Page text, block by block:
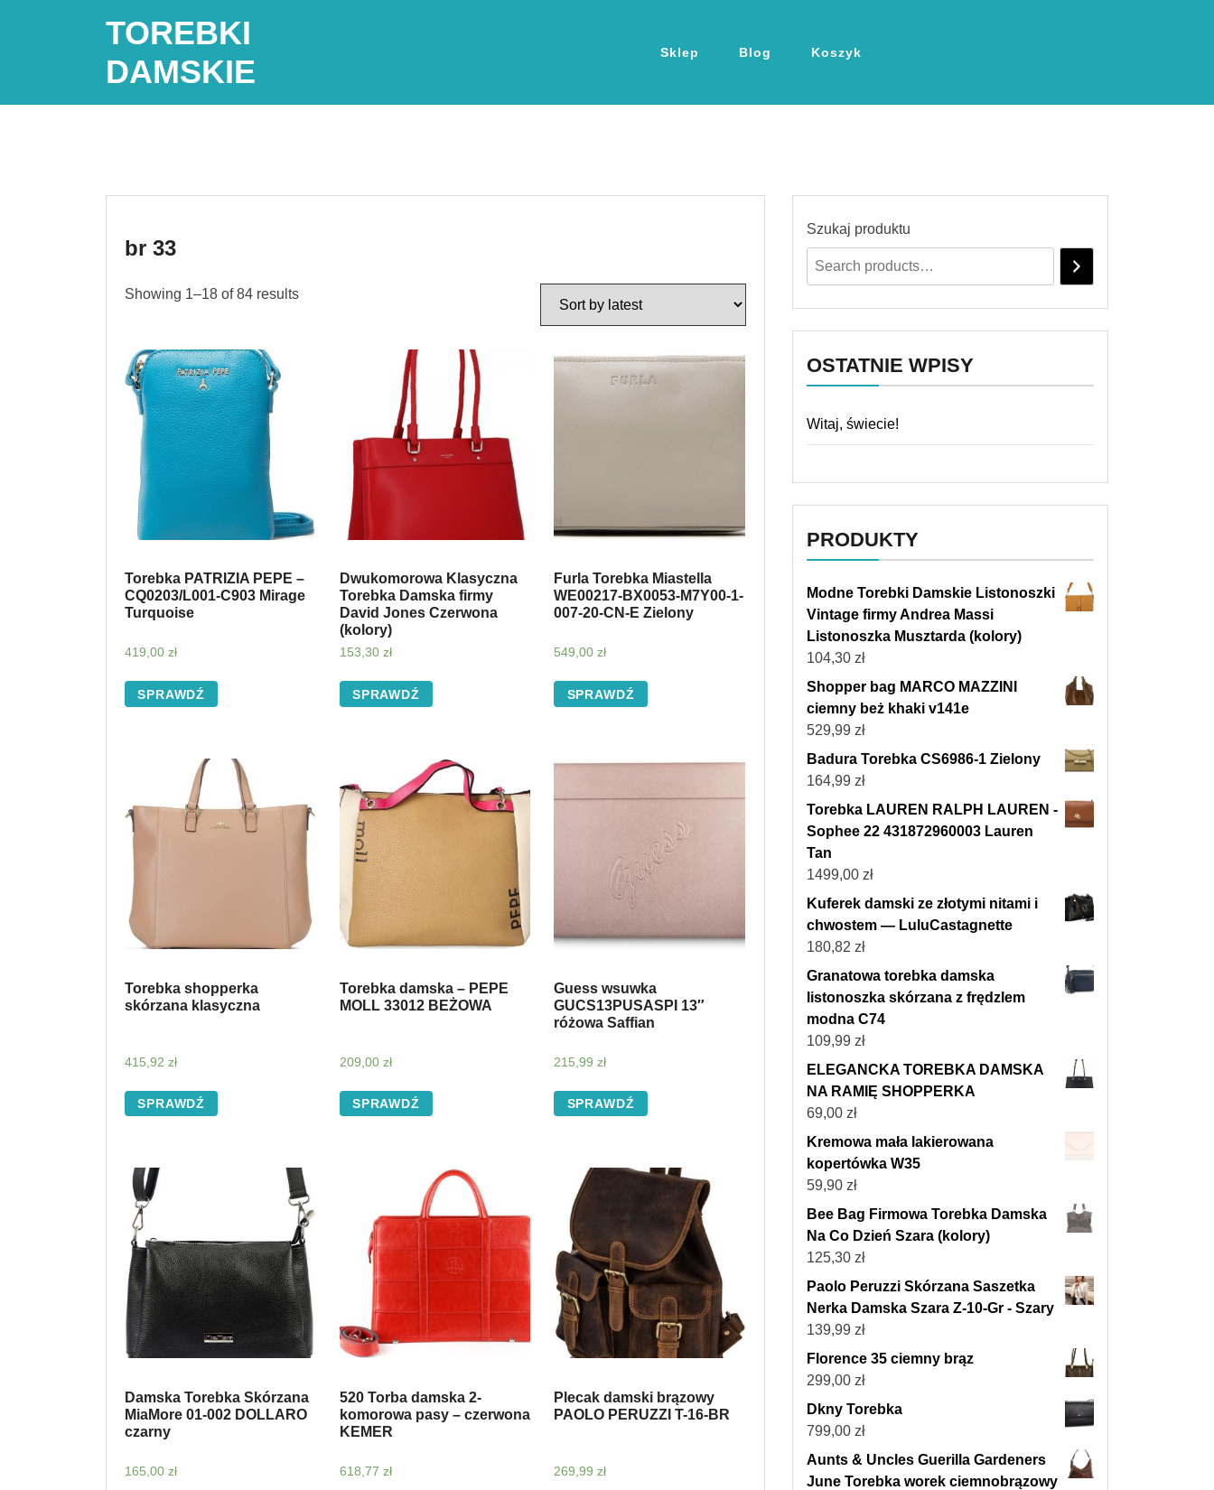
TOREBKI
DAMSKIE
Sklep Blog Koszyk
br 33
Showing 1–18 of 84 results
Torebka PATRIZIA PEPE –
CQ0203/L001-C903 Mirage
Turquoise
419,00 zł
SPRAWDŹ
Dwukomorowa Klasyczna
Torebka Damska firmy
David Jones Czerwona
(kolory)
153,30 zł
SPRAWDŹ
Furla Torebka Miastella
WE00217-BX0053-M7Y00-1-
007-20-CN-E Zielony
549,00zł
SPRAWDŹ
Torebka shopperka
skórzana klasyczna
415,92 zł
SPRAWDŹ
Torebka damska – PEPE
MOLL 33012 BEŻOWA
209,00 zł
SPRAWDŹ
Guess wsuwka
GUCS13PUSASPI 13″
różowa Saffian
215,99zł
SPRAWDŹ
Damska Torebka Skórzana
MiaMore 01-002 DOLLARO
czarny
165,00 zł
520 Torba damska 2-
komorowa pasy – czerwona
KEMER
618,77 zł
Plecak damski brązowy
PAOLO PERUZZI T-16-BR
269,99zł
Szukaj produktu
OSTATNIE WPISY
Witaj, świecie!
PRODUKTY
Modne Torebki Damskie Listonoszki
Vintage firmy Andrea Massi
Listonoszka Musztarda (kolory)
104,30 zł
Shopper bag MARCO MAZZINI
ciemny beż khaki v141e
529,99 zł
Badura Torebka CS6986-1 Zielony
164,99 zł
Torebka LAUREN RALPH LAUREN -
Sophee 22 431872960003 Lauren
Tan
1499,00 zł
Kuferek damski ze złotymi nitami i
chwostem — LuluCastagnette
180,82 zł
Granatowa torebka damska
listonoszka skórzana z frędzlem
modna C74
109,99 zł
ELEGANCKA TOREBKA DAMSKA
NA RAMIĘ SHOPPERKA
69,00 zł
Kremowa mała lakierowana
kopertówka W35
59,90 zł
Bee Bag Firmowa Torebka Damska
Na Co Dzień Szara (kolory)
125,30 zł
Paolo Peruzzi Skórzana Saszetka
Nerka Damska Szara Z-10-Gr - Szary
139,99 zł
Florence 35 ciemny brąz
299,00 zł
Dkny Torebka
799,00 zł
Aunts & Uncles Guerilla Gardeners
June Torebka worek ciemnobrązowy